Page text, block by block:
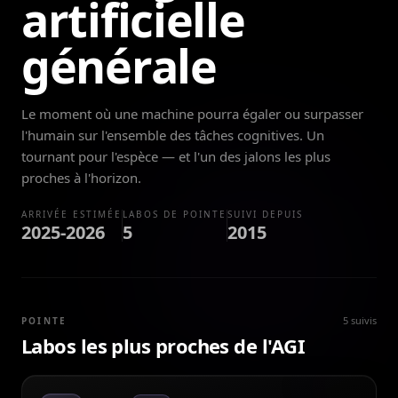
artificielle
générale
Le moment où une machine pourra égaler ou surpasser
l'humain sur l'ensemble des tâches cognitives. Un
tournant pour l'espèce — et l'un des jalons les plus
proches à l'horizon.
ARRIVÉE ESTIMÉE
2025-2026
LABOS DE POINTE
5
SUIVI DEPUIS
2015
POINTE
Labos les plus proches de l'AGI
5 suivis